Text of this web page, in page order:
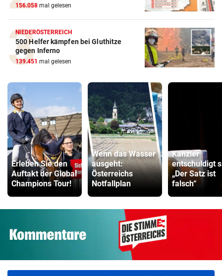
156.058 mal gelesen
NIEDERÖSTERREICH
500 Helfer kämpfen bei Gluthitze
gegen Inferno
139.451 mal gelesen
Erleben Sie den
Auftakt der Global
Champions Tour!
Wenn das Wasser
ausgeht:
Österreichs
Notfallplan
Kanzler
entschuldigt
„Der Satz ist
falsch“